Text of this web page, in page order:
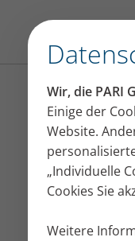
Wir, die PARI
Einige der
Website.
„Individuelle
Cookies Sie
Weitere